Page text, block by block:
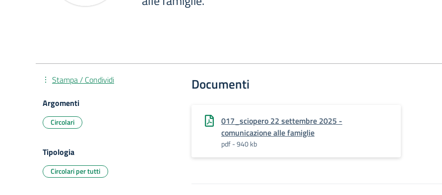
Documenti
017_sciopero 22 settembre 2025 -
comunicazione alle famiglie
pdf - 940 kb
Stampa / Condividi
Argomenti
Circolari
Tipologia
Circolari per tutti